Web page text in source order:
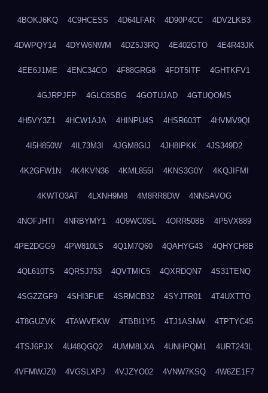
4BOKJ6KQ 4C9HCESS 4D64LFAR 4D90P4CC 4DV2LKB3
4DWPQY14 4DYW6NWM 4DZ5J3RQ 4E402GTO 4E4R43JK
4EE6J1ME 4ENC34CO 4F88GRG8 4FDT5ITF 4GHTKFV1
4GJRPJFP 4GLC8SBG 4GOTUJAD 4GTUQOMS
4H5VY3Z1 4HCW1AJA 4HINPU4S 4HSR603T 4HVMV9QI
4I5H850W 4IL73M3I 4JGM8GIJ 4JH8IPKK 4JS349D2
4K2GFW1N 4K4KVN36 4KML855I 4KNS3G0Y 4KQJIFMI
4KWTO3AT 4LXNH9M8 4M8RR8DW 4NNSAVOG
4NOFJHTI 4NRBYMY1 4O9WC0SL 4ORR508B 4P5VX889
4PE2DGG9 4PW810LS 4Q1M7Q60 4QAHYG43 4QHYCH8B
4QL610TS 4QRSJ753 4QVTMIC5 4QXRDQN7 4S31TENQ
4SGZZGF9 4SHI3FUE 4SRMCB32 4SYJTR01 4T4UXTTO
4T8GUZVK 4TAWVEKW 4TBBI1Y5 4TJ1ASNW 4TPTYC45
4TSJ6PJX 4U48QGQ2 4UMM8LXA 4UNHPQM1 4URT243L
4VFMWJZ0 4VGSLXPJ 4VJZYO02 4VNW7KSQ 4W6ZE1F7